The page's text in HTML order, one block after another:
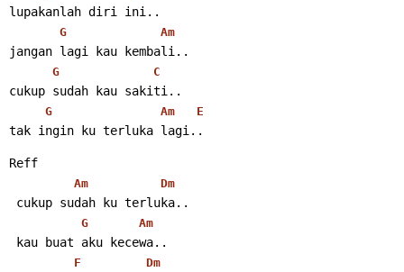
lupakanlah diri ini..
G Am
jangan lagi kau kembali..
G C
cukup sudah kau sakiti..
G Am E
tak ingin ku terluka lagi..
Reff
Am Dm
cukup sudah ku terluka..
G Am
kau buat aku kecewa..
F Dm